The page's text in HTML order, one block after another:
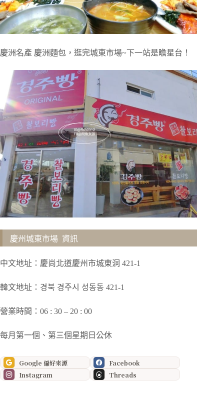
慶洲名產 慶洲麵包，逛完城東市場~下一站是瞻星台！
慶州城東市場 資訊
中文地址：慶尚北道慶州市城東洞 421-1
韓文地址：경북 경주시 성동동 421-1
營業時間：06 : 30 – 20 : 00
每月第一個、第三個星期日公休
Google 偏好來源
Facebook
Instagram
Threads